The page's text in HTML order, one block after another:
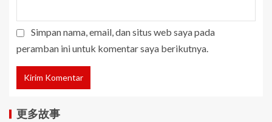
Simpan nama, email, dan situs web saya pada
peramban ini untuk komentar saya berikutnya.
更多故事